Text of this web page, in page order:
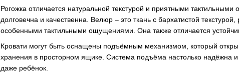
Рогожка отличается натуральной текстурой и приятными
долговечна и качественна. Велюр – это ткань с бархатистой
особенными тактильными ощущениями. Она также отличается
Кровати могут быть оснащены подъёмным механизмом, который
хранения в просторном ящике. Система подъёма настолько надёжна и
даже ребёнок.